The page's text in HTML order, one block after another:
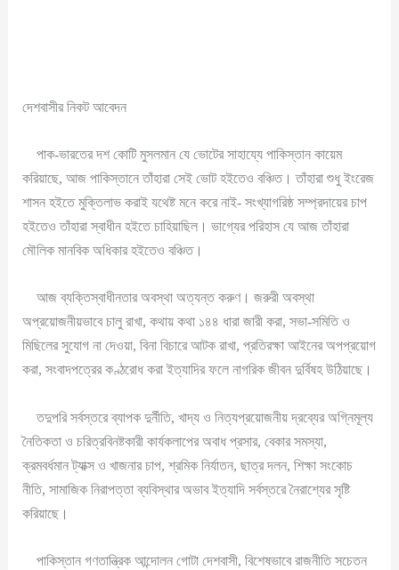
দেশবাসীর নিকট আবেদন
পাক-ভারতের দশ কোটি মুসলমান যে ভোটের সাহায্যে পাকিস্তান কায়েম
করিয়াছে, আজ পাকিস্তানে তাঁহারা সেই ভোট হইতেও বঞ্চিত। তাঁহারা শুধু ইংরেজ
শাসন হইতে মুক্তিলাভ করাই যথেষ্ট মনে করে নাই- সংখ্যাগরিষ্ঠ সম্প্রদায়ের চাপ
হইতেও তাঁহারা স্বাধীন হইতে চাহিয়াছিল। ভাগ্যের পরিহাস যে আজ তাঁহারা
মৌলিক মানবিক অধিকার হইতেও বঞ্চিত।
আজ ব্যক্তিস্বাধীনতার অবস্থা অত্যন্ত করুণ। জরুরী অবস্থা
অপ্রয়োজনীয়ভাবে চালু রাখা, কথায় কথা ১৪৪ ধারা জারী করা, সভা-সমিতি ও
মিছিলের সুযোগ না দেওয়া, বিনা বিচারে আটক রাখা, প্রতিরক্ষা আইনের অপপ্রয়োগ
করা, সংবাদপত্রের কণ্ঠরোধ করা ইত্যাদির ফলে নাগরিক জীবন দুর্বিষহ উঠিয়াছে।
তদুপরি সর্বস্তরে ব্যাপক দুর্নীতি, খাদ্য ও নিত্যপ্রয়োজনীয় দ্রব্যের অগ্নিমূল্য
নৈতিকতা ও চরিত্রবিনষ্টকারী কার্যকলাপের অবাধ প্রসার, বেকার সমস্যা,
ক্রমবর্ধমান ট্যাক্স ও খাজনার চাপ, শ্রমিক নির্যাতন, ছাত্র দলন, শিক্ষা সংকোচ
নীতি, সামাজিক নিরাপত্তা ব্যবিস্থার অভাব ইত্যাদি সর্বস্তরে নৈরাশ্যের সৃষ্টি
করিয়াছে।
পাকিস্তান গণতান্ত্রিক আন্দোলন গোটা দেশবাসী, বিশেষভাবে রাজনীতি সচেতন